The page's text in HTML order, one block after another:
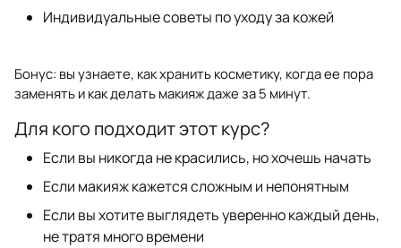
Индивидуальные советы по уходу за кожей
Бонус: вы узнаете, как хранить косметику, когда ее пора
заменять и как делать макияж даже за 5 минут.
Для кого подходит этот курс?
Если вы никогда не красились, но хочешь начать
Если макияж кажется сложным и непонятным
Если вы хотите выглядеть уверенно каждый день,
не тратя много времени